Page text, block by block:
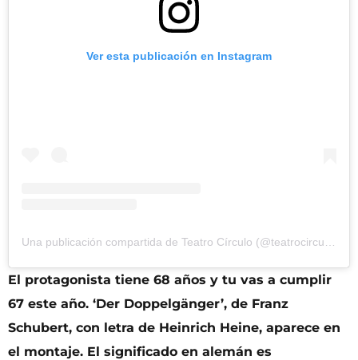
Ver esta publicación en Instagram
El protagonista tiene 68 años y tu vas a cumplir
67 este año. ‘Der Doppelgänger’, de Franz
Schubert, con letra de Heinrich Heine, aparece en
el montaje. El significado en alemán es